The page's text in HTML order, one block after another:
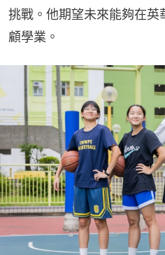
挑戰。他期望未來能夠在英
顧學業。